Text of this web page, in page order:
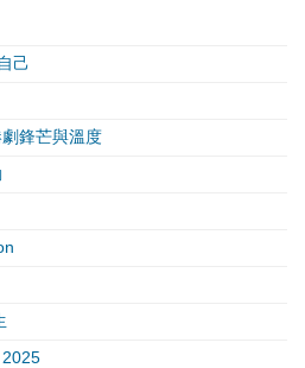
己
鋒芒與溫度